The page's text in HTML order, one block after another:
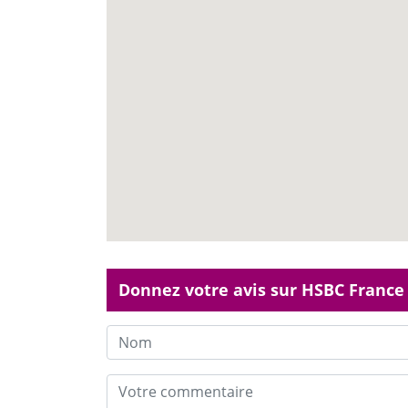
Donnez votre avis sur HSBC